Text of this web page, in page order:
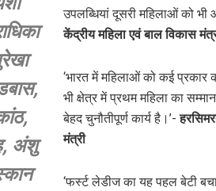
अंशु
उपलब्धियां दूसरी महिलाओं को
केंद्रीय महिला एवं बाल विकास
‘भारत में महिलाओं को कई प्रकार
भी क्षेत्र में प्रथम महिला का
बेहद चुनौतीपूर्ण कार्य है।’-
मंत्री
‘फर्स्ट लेडीज का यह पहल बेटी